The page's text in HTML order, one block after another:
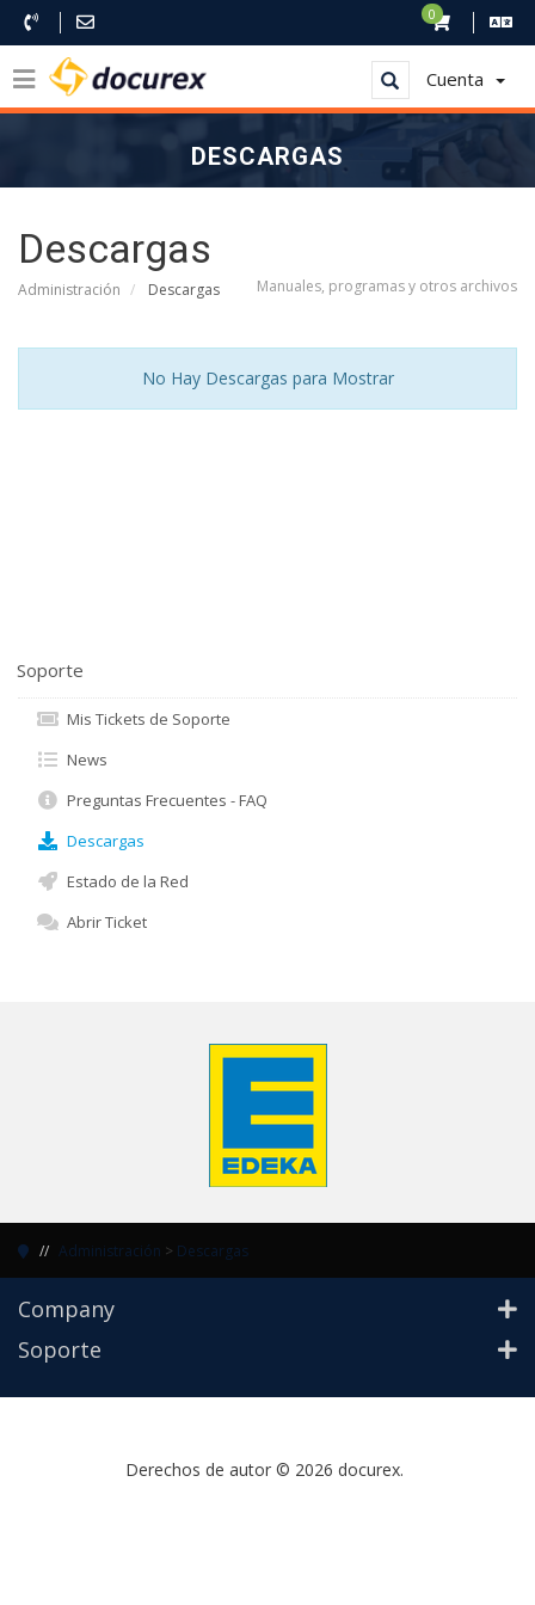
0
Cuenta
DESCARGAS
Descargas
Administración Descargas Manuales, programas y otros archivos
No Hay Descargas para Mostrar
Soporte
Mis Tickets de Soporte
News
Preguntas Frecuentes - FAQ
Descargas
Estado de la Red
Abrir Ticket
Administración > Descargas
Company
Soporte
Derechos de autor © 2026 docurex.